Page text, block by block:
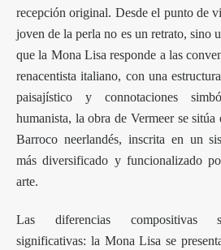
recepción original. Desde el punto de
joven de la perla no es un retrato, sino
que la Mona Lisa responde a las
renacentista italiano, con una
paisajístico y connotaciones
humanista, la obra de Vermeer se
Barroco neerlandés, inscrita en un
más diversificado y funcionalizado
arte.
Las diferencias compositivas
significativas: la Mona Lisa se